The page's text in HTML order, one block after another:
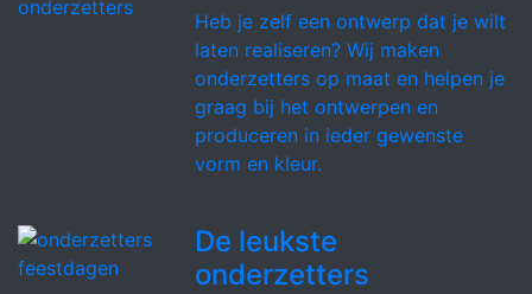
Heb je zelf een ontwerp dat je wilt
laten realiseren? Wij maken
onderzetters op maat en helpen je
graag bij het ontwerpen en
produceren in ieder gewenste
vorm en kleur.
De leukste
onderzetters